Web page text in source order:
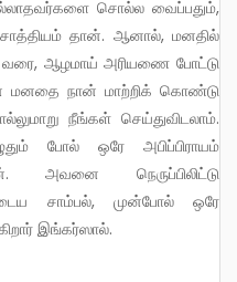
சொல்ல வைப்பதும்,
சாத்தியம் தான். ஆனால், மனதில்
வரை, ஆழமாய் அரியணை போட்டு
மனதை நான் மாற்றிக் கொண்டு
நீங்கள் செய்துவிடலாம்.
போல் ஒரே அபிப்பிராயம்
அவனை நெருப்பிலிட்டு
சாம்பல், முன்போல் ஒரே
இங்கர்ஸால்.